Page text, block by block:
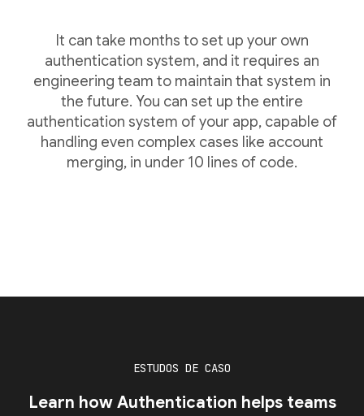
It can take months to set up your own
authentication system, and it requires an
engineering team to maintain that system in
the future. You can set up the entire
authentication system of your app, capable of
handling even complex cases like account
merging, in under 10 lines of code.
ESTUDOS DE CASO
Learn how Authentication helps teams